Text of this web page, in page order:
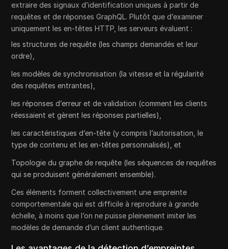
extraire des signaux d’identification uniques à partir de
requêtes et de réponses GraphQL. Plutôt que d’examiner
uniquement les en-têtes HTTP, les serveurs évaluent :
les structures de requête (les champs demandés et leur
ordre),
les modèles de synchronisation (la vitesse et la régularité
des requêtes entrantes),
les réponses d’erreur et de validation (comment les clients
réessaient et gèrent les réponses partielles),
les caractéristiques d’en-tête (y compris l’autorisation, le
type de contenu et les en-têtes personnalisés), et
Topologie du graphe de requête (les séquences de requêtes
qui se produisent généralement ensemble).
Ces éléments forment collectivement une empreinte
comportementale qui est difficile à reproduire à grande
échelle, à moins que l’on ne puisse pleinement imiter les
modèles de demande d’un client authentique.